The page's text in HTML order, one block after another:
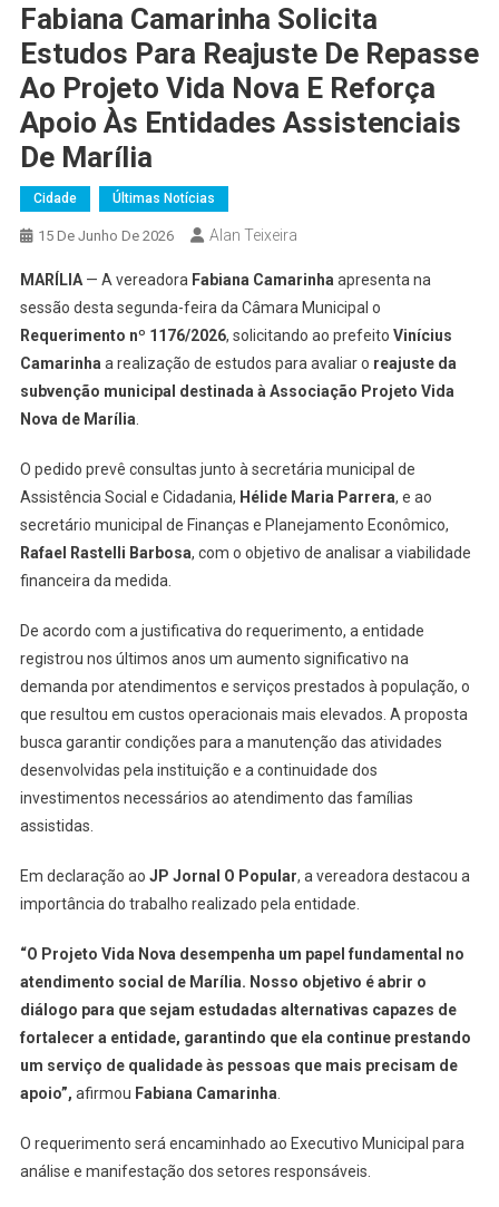
Fabiana Camarinha Solicita
Estudos Para Reajuste De Repasse
Ao Projeto Vida Nova E Reforça
Apoio Às Entidades Assistenciais
De Marília
Cidade Últimas Notícias
15 De Junho De 2026 Alan Teixeira
MARÍLIA— A vereadora Fabiana Camarinha apresenta na
sessão desta segunda-feira da Câmara Municipal o
Requerimento nº 1176/2026, solicitando ao prefeito Vinícius
Camarinha a realização de estudos para avaliar o reajuste da
subvenção municipal destinada à Associação Projeto Vida
Nova de Marília
O pedido prevê consultas junto à secretária municipal de
Assistência Social e Cidadania, Hélide Maria Parrera, e ao
secretário municipal de Finanças e Planejamento Econômico,
Rafael Rastelli Barbosa, com o objetivo de analisar a viabilidade
financeira da medida.
De acordo com a justificativa do requerimento, a entidade
registrou nos últimos anos um aumento significativo na
demanda por atendimentos e serviços prestados à população, o
que resultou em custos operacionais mais elevados. A proposta
busca garantir condições para a manutenção das atividades
desenvolvidas pela instituição e a continuidade dos
investimentos necessários ao atendimento das famílias
assistidas.
Em declaração ao JP Jornal O Popular, a vereadora destacou a
importância do trabalho realizado pela entidade.
“O Projeto Vida Nova desempenha um papel fundamental no
atendimento social de Marília. Nosso objetivo é abrir o
diálogo para que sejam estudadas alternativas capazes de
fortalecer a entidade, garantindo que ela continue prestando
um serviço de qualidade às pessoas que mais precisam de
apoio”, afirmou Fabiana Camarinha
O requerimento será encaminhado ao Executivo Municipal para
análise e manifestação dos setores responsáveis.